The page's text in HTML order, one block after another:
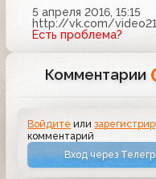
5 апреля 2016, 15:15
http://vk.com/
Есть проблема?
Комментарии
Войдите или
комментарий
Вход через